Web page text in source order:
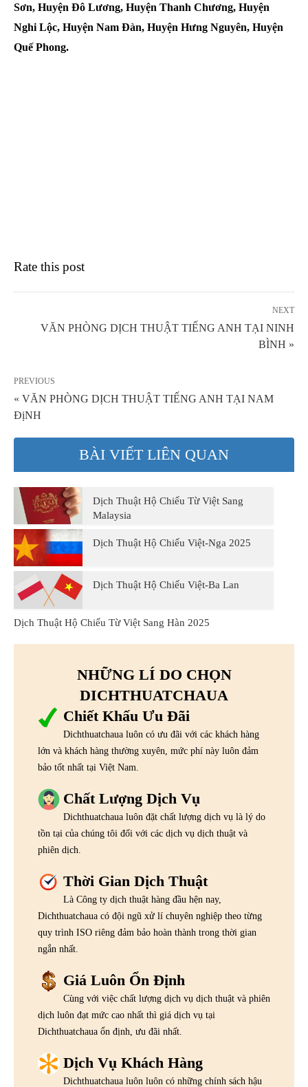
Sơn, Huyện Đô Lương, Huyện Thanh Chương, Huyện
Nghi Lộc, Huyện Nam Đàn, Huyện Hưng Nguyên, Huyện
Quế Phong.
Rate this post
NEXT
VĂN PHÒNG DỊCH THUẬT TIẾNG ANH TẠI NINH
BÌNH »
PREVIOUS
« VĂN PHÒNG DỊCH THUẬT TIẾNG ANH TẠI NAM
ĐịNH
BÀI VIẾT LIÊN QUAN
Dịch Thuật Hộ Chiếu Từ Việt Sang
Malaysia
Dịch Thuật Hộ Chiếu Việt-Nga 2025
Dịch Thuật Hộ Chiếu Việt-Ba Lan
Dịch Thuật Hộ Chiếu Từ Việt Sang Hàn 2025
NHỮNG LÍ DO CHỌN
DICHTHUATCHAUA
Chiết Khấu Ưu Đãi
Dichthuatchaua luôn có ưu đãi với các khách hàng
lớn và khách hàng thường xuyên, mức phí này luôn đảm
bảo tốt nhất tại Việt Nam.
Chất Lượng Dịch Vụ
Dichthuatchaua luôn đặt chất lượng dịch vụ là lý do
tồn tại của chúng tôi đối với các dịch vụ dịch thuật và
phiên dịch.
Thời Gian Dịch Thuật
Là Công ty dịch thuật hàng đầu hện nay,
Dichthuatchaua có đội ngũ xử lí chuyên nghiệp theo từng
quy trình ISO riêng đảm bảo hoàn thành trong thời gian
ngắn nhất.
Giá Luôn Ổn Định
Cùng với việc chất lượng dịch vụ dịch thuật và phiên
dịch luôn đạt mức cao nhất thì giá dịch vụ tại
Dichthuatchaua ổn định, ưu đãi nhất.
Dịch Vụ Khách Hàng
Dichthuatchaua luôn luôn có những chính sách hậu